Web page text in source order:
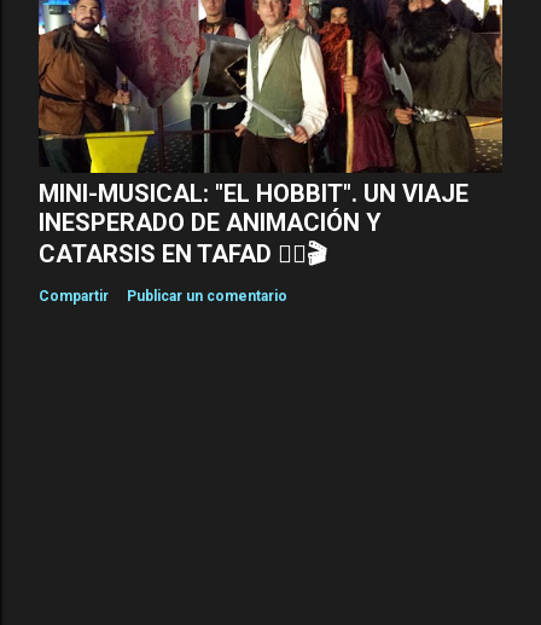
a
d
a
s
MINI-MUSICAL: "EL HOBBIT". UN VIAJE
INESPERADO DE ANIMACIÓN Y
CATARSIS EN TAFAD 🧝‍♂️🎬
Compartir Publicar un comentario